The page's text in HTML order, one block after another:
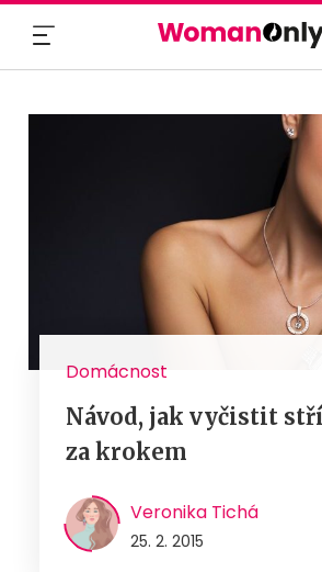
Domácnost
Návod, jak vyčistit
za krokem
Veronika Tichá
25. 2. 2015